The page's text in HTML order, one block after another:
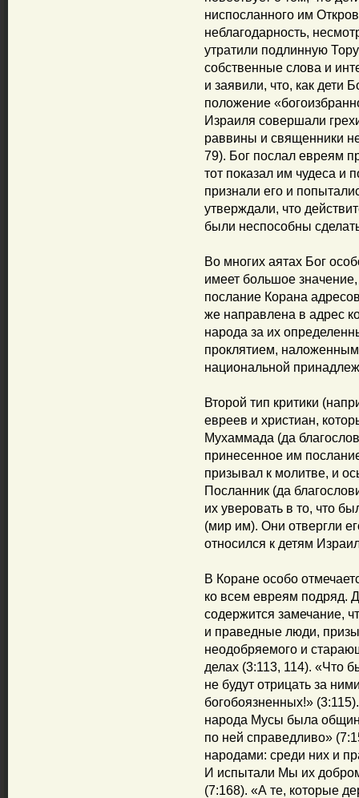
ниспосланного им
неблагодарность,
утратили подлинную
собственные слова и
и заявили, что, как дети
положение
Израиля совершали
раввины и священники
79). Бог послал евреям
тот показал им чудеса и
признали его и
утверждали, что
были неспособны
Во многих аятах Бог
имеет большое
послание Корана
же направлена в адрес
народа за их
проклятием,
национальной
Второй тип критики
евреев и христиан,
Мухаммада (да
принесенное им
призывал к молитве, и
Посланник (да
их уверовать в то, что
(мир им). Они отвергли
относился к детям
В Коране особо
ко всем евреям подряд.
содержится замечание,
и праведные люди,
неодобряемого и
делах (3:113, 114). «Что
не будут отрицать за
богобоязненных!»
народа Мусы была
по ней справедливо»
народами: среди них и
И испытали Мы их
(7:168). «А те, которые